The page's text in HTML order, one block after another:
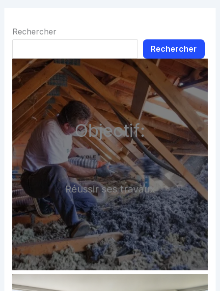
Rechercher
Rechercher
Objectif:
Réussir ses travaux